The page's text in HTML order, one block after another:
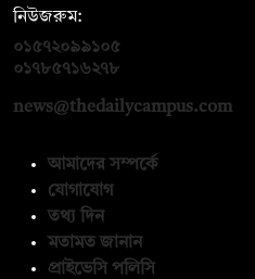
নিউজরুম:
০১৫৭২০৯৯১০৫
০১৭৮৫৭১৬২৭৮
news@thedailycampus.com
আমাদের সম্পর্কে
যোগাযোগ
তথ্য দিন
মতামত জানান
প্রাইভেসি পলিসি